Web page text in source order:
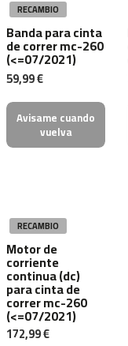
RECAMBIO
Banda para cinta
de correr mc-260
(<=07/2021)
59,99 €
Avisame cuando
vuelva
RECAMBIO
Motor de
corriente
continua (dc)
para cinta de
correr mc-260
(<=07/2021)
172,99 €